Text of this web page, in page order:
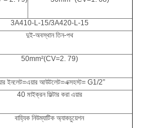
3A410-L-15/3A420-L-15
দুই-অবস্থান তিন-পথ
50mm²(CV=2. 79)
ইনলেট=এয়ার আউটলেট=এক্সহস্ট= G1/2”
40 মাইক্রন ফিল্টার করা এয়ার
বাহ্যিক নিউম্যাটিক অ্যাকচুয়েশন